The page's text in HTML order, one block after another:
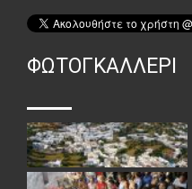
ΦΏΤΟΓΚΑΛΛΕΡΙ